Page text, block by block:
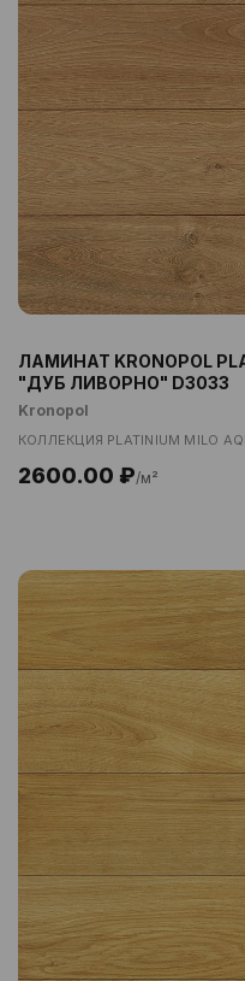
ЛАМИНАТ KRONOPOL
"ДУБ ЛИВОРНО" D3033
Kronopol
КОЛЛЕКЦИЯ PLATINIUM MILO
2600.00 ₽/м²